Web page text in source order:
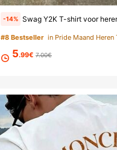
-14% Swag Y2K T-shirt voor heren, casual ronde hals, licht elastische stof, normale pasvorm,
#8 Bestseller in Pride Maand Heren
5.99€ 7.00€